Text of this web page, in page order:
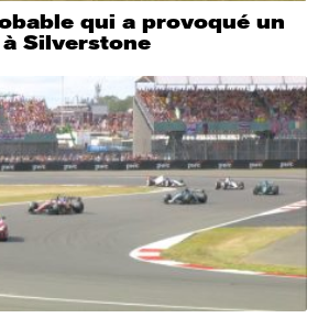
qui a provoqué un
Silverstone